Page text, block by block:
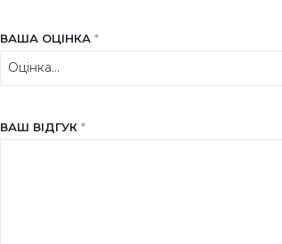
ВАША ОЦІНКА *
ВАШ ВІДГУК *